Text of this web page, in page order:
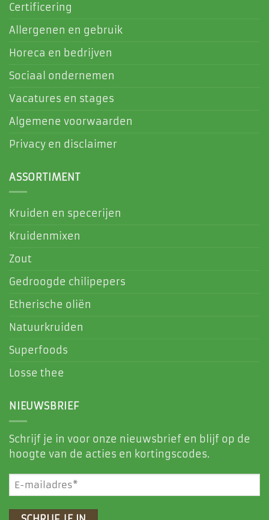
Certificering
Allergenen en gebruik
Horeca en bedrijven
Sociaal ondernemen
Vacatures en stages
Algemene voorwaarden
Privacy en disclaimer
ASSORTIMENT
Kruiden en specerijen
Kruidenmixen
Zout
Gedroogde chilipepers
Etherische oliën
Natuurkruiden
Superfoods
Losse thee
NIEUWSBRIEF
Schrijf je in voor onze nieuwsbrief en blijf op de
hoogte van de acties en kortingscodes.
E-
mailadres
(Vereist)